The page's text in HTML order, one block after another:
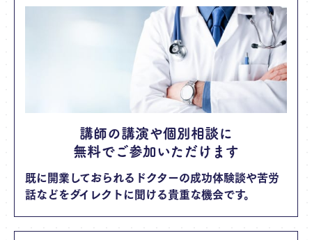
講師の講演や個別相談に
無料でご参加いただけます
既に開業しておられるドクターの成功体験談や苦労
話などをダイレクトに聞ける貴重な機会です。